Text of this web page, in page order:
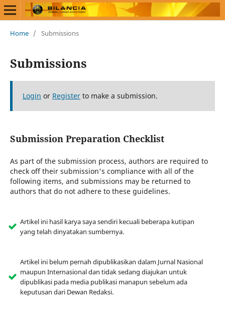
Home / Submissions
Submissions
Login or Registerto make a submission.
Submission Preparation Checklist
As part of the submission process, authors are required to
check off their submission's compliance with all of the
following items, and submissions may be returned to
authors that do not adhere to these guidelines.
Artikel ini hasil karya saya sendiri kecuali beberapa kutipan
yang telah dinyatakan sumbernya.
Artikel ini belum pernah dipublikasikan dalam Jurnal Nasional
maupun Internasional dan tidak sedang diajukan untuk
dipublikasi pada media publikasi manapun sebelum ada
keputusan dari Dewan Redaksi.